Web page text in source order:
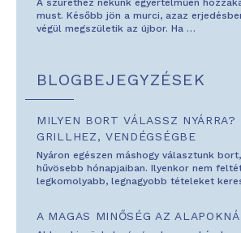
A szürethez nekünk egyértelműen
must. Később jön a murci, azaz
végül megszületik az újbor. Ha …
BLOGBEJEGYZÉSEK
MILYEN BORT VÁLASSZ NYÁRRA?
GRILLHEZ, VENDÉGSÉGBE
Nyáron egészen máshogy választunk
hűvösebb hónapjaiban. Ilyenkor nem
legkomolyabb, legnagyobb tételeket
A MAGAS MINŐSÉG AZ